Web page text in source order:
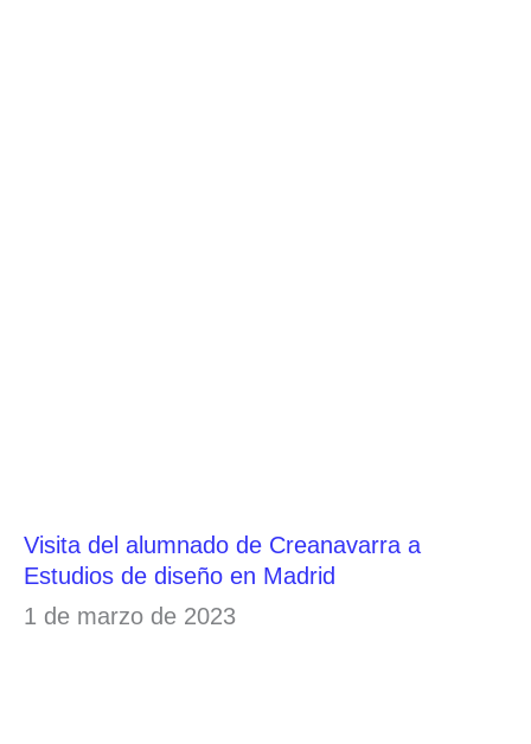
Visita del alumnado de Creanavarra a
Estudios de diseño en Madrid
1 de marzo de 2023